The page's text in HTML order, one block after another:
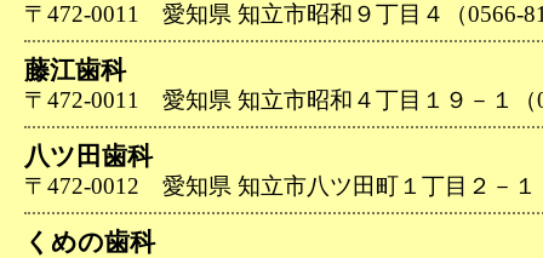
〒472-0011 愛知県 知立市昭和９丁目４（0566-
藤江歯科
〒472-0011 愛知県 知立市昭和４丁目１９－１（
八ツ田歯科
〒472-0012 愛知県 知立市八ツ田町１丁目２－１
くめの歯科